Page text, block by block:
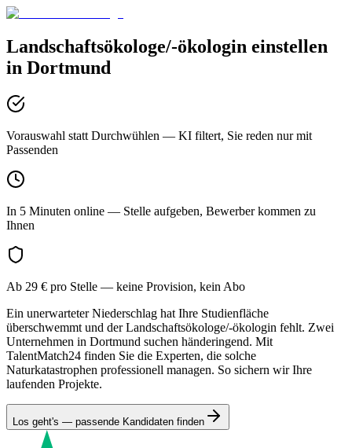
Landschaftsökologe/-ökologin einstellen
in Dortmund
Vorauswahl statt Durchwühlen — KI filtert, Sie reden nur mit
Passenden
In 5 Minuten online — Stelle aufgeben, Bewerber kommen zu
Ihnen
Ab 29 € pro Stelle — keine Provision, kein Abo
Ein unerwarteter Niederschlag hat Ihre Studienfläche
überschwemmt und der Landschaftsökologe/-ökologin fehlt. Zwei
Unternehmen in Dortmund suchen händeringend. Mit
TalentMatch24 finden Sie die Experten, die solche
Naturkatastrophen professionell managen. So sichern wir Ihre
laufenden Projekte.
Los geht's — passende Kandidaten finden